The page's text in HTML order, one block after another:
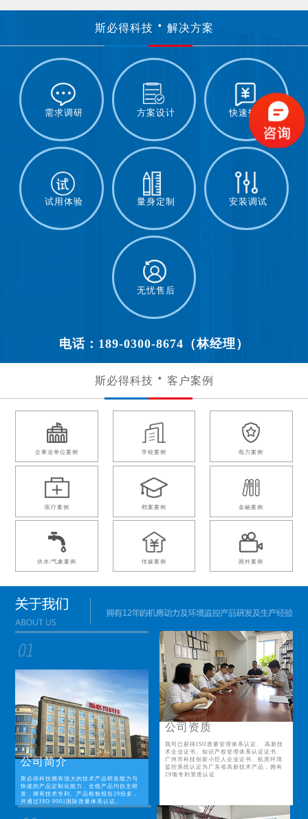
斯必得科技 解决方案
需求调研 方案设计 快速报价
试用体验 量身定制 安装调试
无忧售后
电话：189-0300-8674（林经理）
斯必得科技 客户案例
企事业单位案例 学校案例 电力案例
医疗案例 档案案例 金融案例
供水/气象案例 传媒案例 国外案例
公司简介
斯必得科技拥有强大的技术产品研发能力与
快速的产品定制化能力，全线产品均自主研
发，拥有技术专利、产品检验报告29份多，
并通过ISO 9001国际质量体系认证。
公司资质
我司已获得ISO质量管理体系认证、 高新技
术企业证书、知识产权管理体系认证证书、
广州市科技创新小巨人企业证书、机房环境
监控系统认定为广东省高新技术产品，拥有
29项专利资质认证